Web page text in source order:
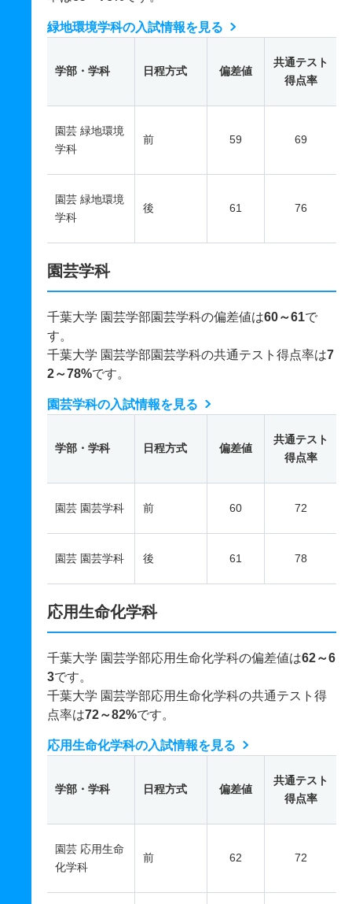
緑地環境学科の入試情報を見る
学部・学科 日程方式 偏差値
共通テスト
得点率
園芸 緑地環境
学科
前 59 69
園芸 緑地環境
学科
後 61 76
園芸学科
千葉大学 園芸学部園芸学科の偏差値は60～61で
す。
千葉大学 園芸学部園芸学科の共通テスト得点率は7
2～78%です。
園芸学科の入試情報を見る
学部・学科 日程方式 偏差値
共通テスト
得点率
園芸 園芸学科 前 60 72
園芸 園芸学科 後 61 78
応用生命化学科
千葉大学 園芸学部応用生命化学科の偏差値は62～6
3です。
千葉大学 園芸学部応用生命化学科の共通テスト得
点率は72～82%です。
応用生命化学科の入試情報を見る
学部・学科 日程方式 偏差値
共通テスト
得点率
園芸 応用生命
化学科
前 62 72